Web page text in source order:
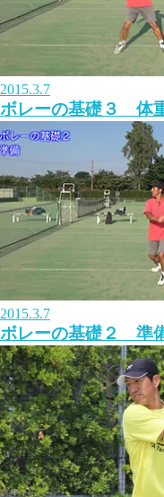
2015.3.7
ボレーの基礎３ 体
2015.3.7
ボレーの基礎２ 準